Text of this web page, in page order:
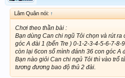
Lâm Quân nói: ↑
Chơi theo thần bài :
Bạn dùng Can chi ngũ Tỏi chọn và rút ra
góc A đài 1 (bến Tre ) 0-1-2-3-4-5-6-7-8-
còn lại 6con số mình đánh 36 con góc A
Bạn nào giỏi Can chi ngủ Tỏi thì vào trổ
tương đương bao độ thủ 2 đài.